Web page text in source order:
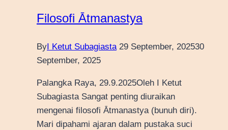
Filosofi Ātmanastya
By I Ketut Subagiasta 29 September, 202530
September, 2025
Palangka Raya, 29.9.2025Oleh I Ketut
Subagiasta Sangat penting diuraikan
mengenai filosofi Ātmanastya (bunuh diri).
Mari dipahami ajaran dalam pustaka suci